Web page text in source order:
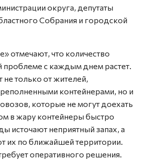
округа, депутаты
Собрания и городской
отмечают, что количество
с каждым днем растет.
только от жителей,
контейнерами, но и
которые не могут доехать
в жару контейнеры быстро
источают неприятный запах, а
их по ближайшей территории.
оперативного решения.